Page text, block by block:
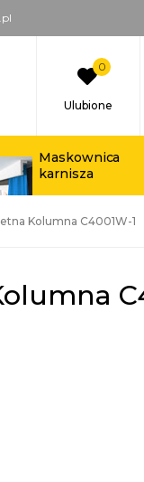
0
Ulubione
Maskownica
karnisza
Kolumna C4001W-1